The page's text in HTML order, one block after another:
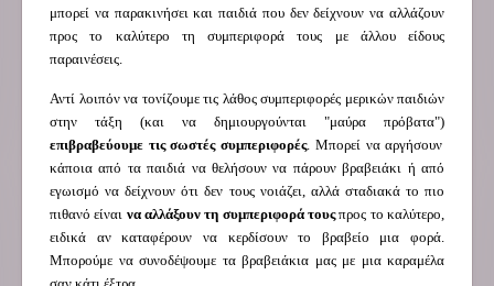
μπορεί να παρακινήσει και παιδιά που δεν δείχνουν να αλλάζουν
προς το καλύτερο τη συμπεριφορά τους με άλλου είδους
παραινέσεις.
Αντί λοιπόν να τονίζουμε τις λάθος συμπεριφορές μερικών παιδιών
στην τάξη (και να δημιουργούνται "μαύρα πρόβατα")
επιβραβεύουμε τις σωστές συμπεριφορές. Μπορεί να αργήσουν
κάποια από τα παιδιά να θελήσουν να πάρουν βραβειάκι ή από
εγωισμό να δείχνουν ότι δεν τους νοιάζει, αλλά σταδιακά το πιο
πιθανό είναι να αλλάξουν τη συμπεριφορά τουςπρος το καλύτερο,
ειδικά αν καταφέρουν να κερδίσουν το βραβείο μια φορά.
Μπορούμε να συνοδέψουμε τα βραβειάκια μας με μια καραμέλα